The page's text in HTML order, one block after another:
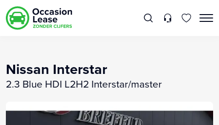
Nissan Interstar
2.3 Blue HDI L2H2 Interstar/master